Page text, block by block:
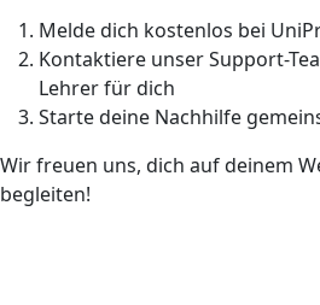
Melde dich kostenlos bei
Kontaktiere unser Support-
Lehrer für dich
Starte deine Nachhilfe
Wir freuen uns, dich auf deinem
begleiten!